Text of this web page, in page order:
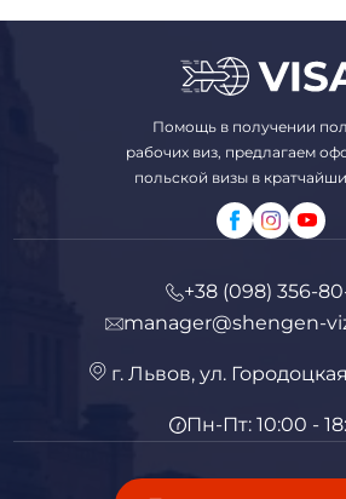
Помощь в получении
рабочих виз, предлагаем
польской визы в
+38 (098) 356-
manager@shengen-
г. Львов, ул.
Пн-Пт: 10:00 -